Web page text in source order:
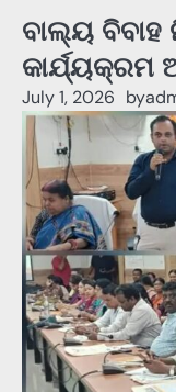
ବାଲ୍ୟ ବିବାହ
କାର୍ଯ୍ୟକ୍ରମ
July 1, 2026 by